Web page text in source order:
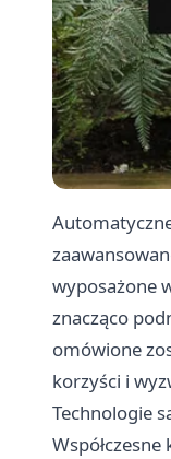
wyposażone
znacząco
omówione
korzyści i
Technologie